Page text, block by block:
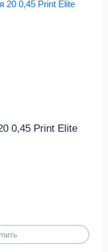
0,45 Print Elite